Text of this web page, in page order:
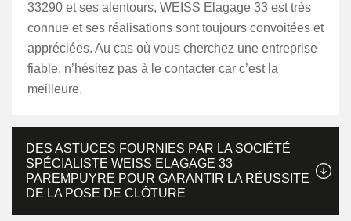
33290 et ses alentours, WEISS Elagage 33 est très
connue et ses réalisations sont toujours convoitées et
appréciées. Au cas où vous cherchez une entreprise
fiable, n’hésitez pas à le contacter car c’est la
meilleure.
DES ASTUCES FOURNIES PAR LA SOCIÉTÉ
SPÉCIALISTE WEISS ELAGAGE 33
PAREMPUYRE POUR GARANTIR LA RÉUSSITE
DE LA POSE DE CLÔTURE